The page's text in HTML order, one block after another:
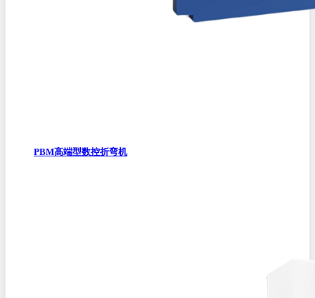
PBM高端型数控折弯机